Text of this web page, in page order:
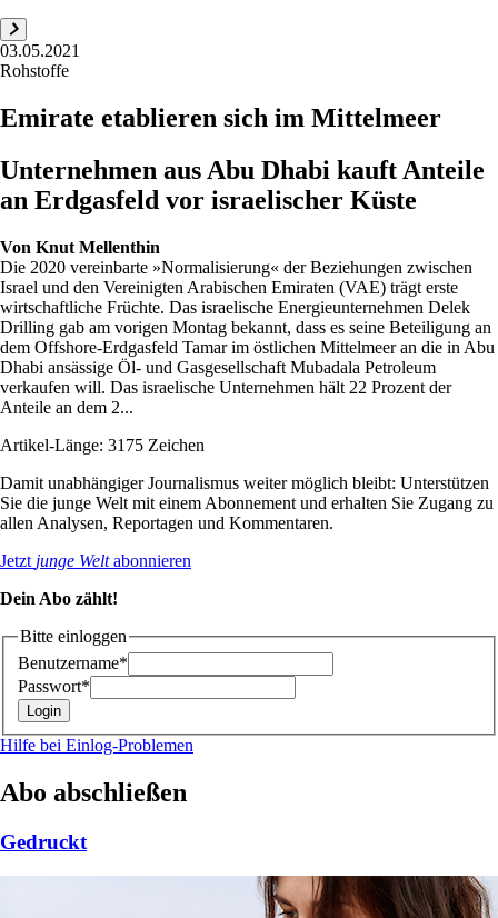
03.05.2021
Rohstoffe
Emirate etablieren sich im Mittelmeer
Unternehmen aus Abu Dhabi kauft Anteile
an Erdgasfeld vor israelischer Küste
Von Knut Mellenthin
Die 2020 vereinbarte »Normalisierung« der Beziehungen zwischen
Israel und den Vereinigten Arabischen Emiraten (VAE) trägt erste
wirtschaftliche Früchte. Das israelische Energieunternehmen Delek
Drilling gab am vorigen Montag bekannt, dass es seine Beteiligung an
dem Offshore-Erdgasfeld Tamar im östlichen Mittelmeer an die in Abu
Dhabi ansässige Öl- und Gasgesellschaft Mubadala Petroleum
verkaufen will. Das israelische Unternehmen hält 22 Prozent der
Anteile an dem 2...
Artikel-Länge: 3175 Zeichen
Damit unabhängiger Journalismus weiter möglich bleibt: Unterstützen
Sie die junge Welt mit einem Abonnement und erhalten Sie Zugang zu
allen Analysen, Reportagen und Kommentaren.
Jetzt junge Weltabonnieren
Dein Abo zählt!
Bitte einloggen
Benutzername*
Passwort*
Hilfe bei Einlog-Problemen
Abo abschließen
Gedruckt